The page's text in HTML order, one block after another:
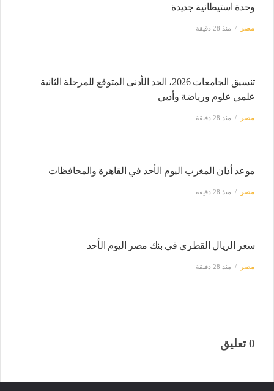
وحدة استيطانية جديدة
مصر منذ 28 دقيقة
تنسيق الجامعات 2026، الحد الأدنى المتوقع للمرحلة الثانية
علمي علوم ورياضة وأدبي
مصر منذ 28 دقيقة
موعد أذان المغرب اليوم الأحد في القاهرة والمحافظات
مصر منذ 28 دقيقة
سعر الريال القطري في بنك مصر اليوم الأحد
مصر منذ 28 دقيقة
0 تعليق